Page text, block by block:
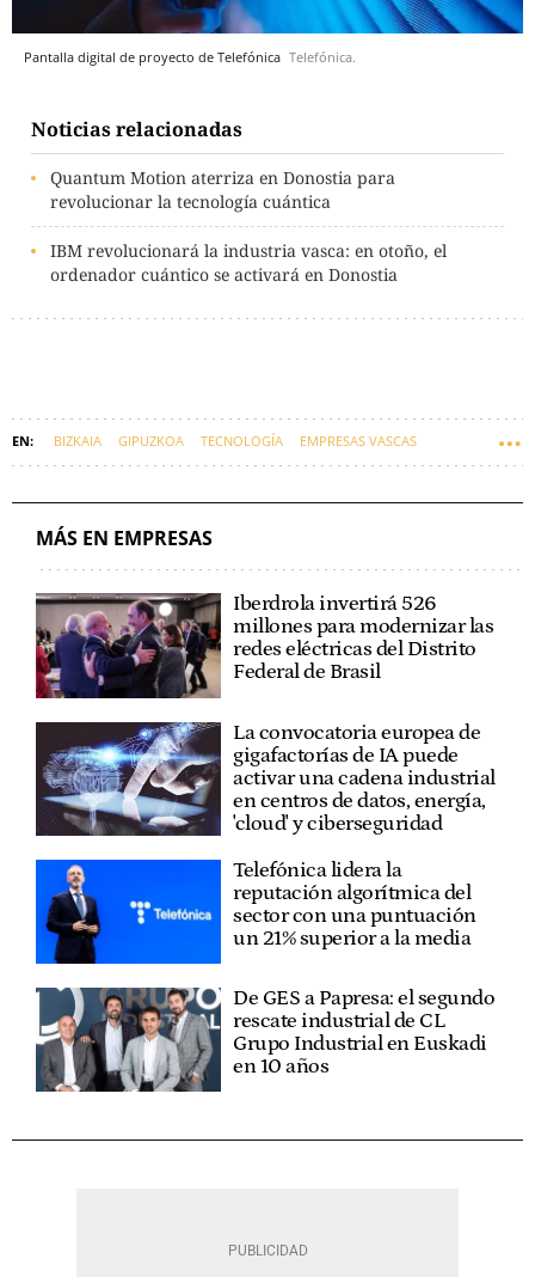
Pantalla digital de proyecto de Telefónica Telefónica.
Noticias relacionadas
Quantum Motion aterriza en Donostia para
revolucionar la tecnología cuántica
IBM revolucionará la industria vasca: en otoño, el
ordenador cuántico se activará en Donostia
BIZKAIA GIPUZKOA TECNOLOGÍA EMPRESAS VASCAS
MÁS EN EMPRESAS
Iberdrola invertirá 526
millones para modernizar las
redes eléctricas del Distrito
Federal de Brasil
La convocatoria europea de
gigafactorías de IA puede
activar una cadena industrial
en centros de datos, energía,
'cloud' y ciberseguridad
Telefónica lidera la
reputación algorítmica del
sector con una puntuación
un 21% superior a la media
De GES a Papresa: el segundo
rescate industrial de CL
Grupo Industrial en Euskadi
en 10 años